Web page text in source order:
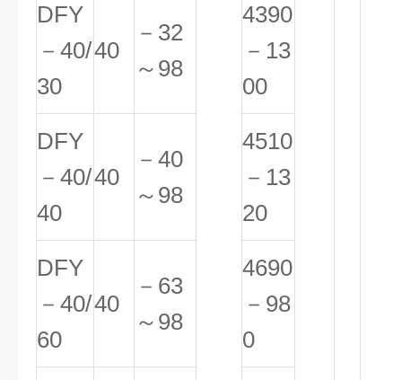
DFY
－40/
30
40
－32
～98
4390
－13
00
DFY
－40/
40
40
－40
～98
4510
－13
20
DFY
－40/
60
40
－63
～98
4690
－98
0